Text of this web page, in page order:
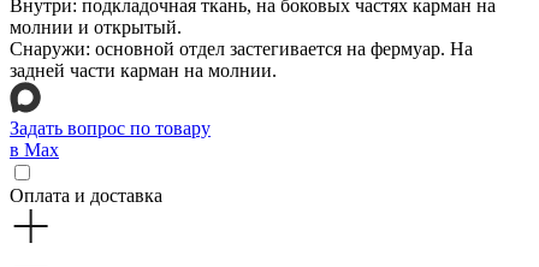
Внутри: подкладочная ткань, на боковых частях карман на
молнии и открытый.
Снаружи: основной отдел застегивается на фермуар. На
задней части карман на молнии.
Задать вопрос по товару
в Max
Оплата и доставка